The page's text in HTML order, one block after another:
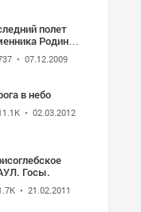
полет
Родины.
• 07.12.2009
в небо
• 02.03.2012
Госы.
• 21.02.2011